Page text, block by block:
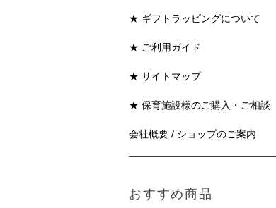
★ ギフトラッピングについて
★ ご利用ガイド
★ サイトマップ
★ 保育施設様のご購入・ご相談
会社概要 / ショップのご案内
おすすめ商品